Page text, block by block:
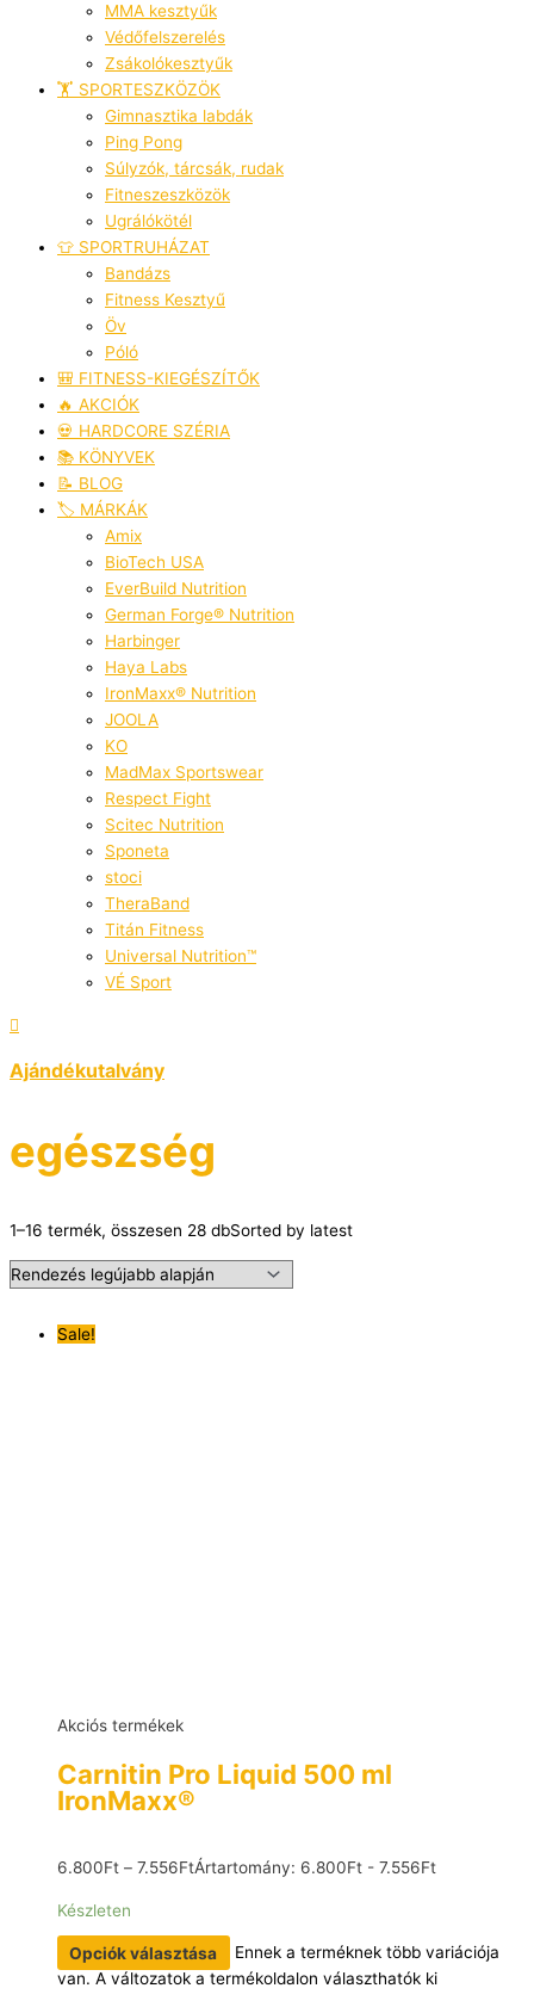
MMA kesztyűk
Védőfelszerelés
Zsákolókesztyűk
🏋️ SPORTESZKÖZÖK
Gimnasztika labdák
Ping Pong
Súlyzók, tárcsák, rudak
Fitneszeszközök
Ugrálókötél
👕 SPORTRUHÁZAT
Bandázs
Fitness Kesztyű
Öv
Póló
🎒 FITNESS-KIEGÉSZÍTŐK
🔥 AKCIÓK
💀 HARDCORE SZÉRIA
📚 KÖNYVEK
📝 BLOG
🏷️ MÁRKÁK
Amix
BioTech USA
EverBuild Nutrition
German Forge® Nutrition
Harbinger
Haya Labs
IronMaxx® Nutrition
JOOLA
KO
MadMax Sportswear
Respect Fight
Scitec Nutrition
Sponeta
stoci
TheraBand
Titán Fitness
Universal Nutrition™
VÉ Sport
Ajándékutalvány
egészség
1–16 termék, összesen 28 dbSorted by latest
Sale!
Akciós termékek
Carnitin Pro Liquid 500 ml
IronMaxx®
6.800Ft – 7.556FtÁrtartomány: 6.800Ft - 7.556Ft
Készleten
Opciók választása
Ennek a terméknek több variációja
van. A változatok a termékoldalon választhatók ki